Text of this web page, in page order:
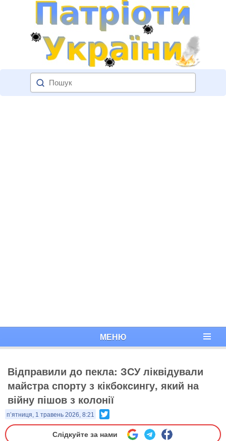
МЕНЮ
Відправили до пекла: ЗСУ ліквідували
майстра спорту з кікбоксингу, який на
війну пішов з колонії
п’ятниця, 1 травень 2026, 8:21
Слідкуйте за нами